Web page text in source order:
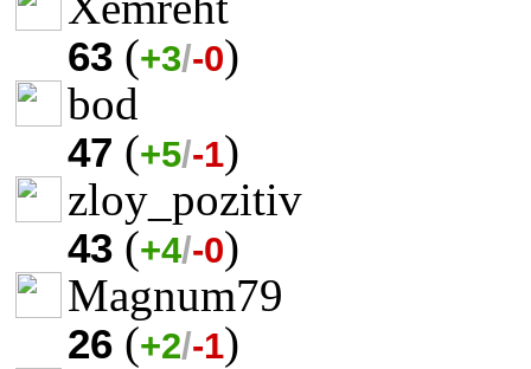
63 (+3/-0)
bod
47 (+5/-1)
zloy_pozitiv
43 (+4/-0)
Magnum79
26 (+2/-1)